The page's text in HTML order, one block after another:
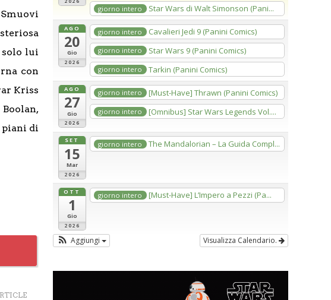
solo lui
con
Kriss
piani di
giorno intero Star Wars di Walt Simonson (Pani...
AGO
20
Gio
2026
giorno intero Cavalieri Jedi 9 (Panini Comics)
giorno intero Star Wars 9 (Panini Comics)
giorno intero Tarkin (Panini Comics)
AGO
27
Gio
2026
giorno intero [Must-Have] Thrawn (Panini Comics)
giorno intero [Omnibus] Star Wars Legends Vol....
SET
15
Mar
2026
giorno intero The Mandalorian – La Guida Compl...
OTT
1
Gio
2026
giorno intero [Must-Have] L’Impero a Pezzi (Pa...
Visualizza Calendario.
Aggiungi